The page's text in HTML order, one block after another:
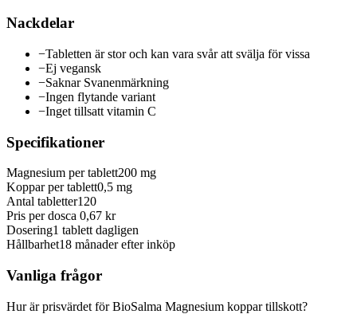
Nackdelar
−Tabletten är stor och kan vara svår att svälja för vissa
−Ej vegansk
−Saknar Svanenmärkning
−Ingen flytande variant
−Inget tillsatt vitamin C
Specifikationer
Magnesium per tablett200 mg
Koppar per tablett0,5 mg
Antal tabletter120
Pris per dosca 0,67 kr
Dosering1 tablett dagligen
Hållbarhet18 månader efter inköp
Vanliga frågor
Hur är prisvärdet för BioSalma Magnesium koppar tillskott?